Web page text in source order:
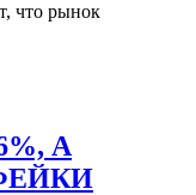
что рынок
А